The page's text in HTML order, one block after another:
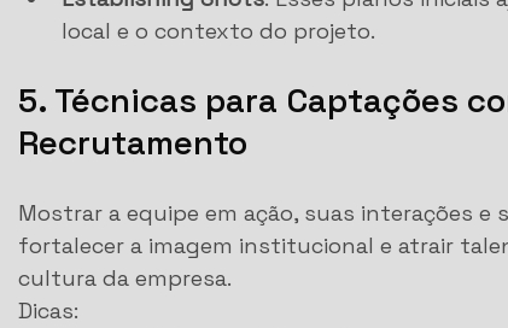
local e o contexto do projeto.
5. Técnicas para Captações
Recrutamento
Mostrar a equipe em ação, suas interações
fortalecer a imagem institucional e atrair
cultura da empresa.
Dicas: